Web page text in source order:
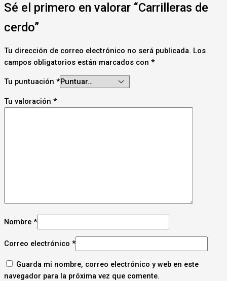
Sé el primero en valorar “Carrilleras de
cerdo”
Tu dirección de correo electrónico no será publicada. Los
campos obligatorios están marcados con *
Tu puntuación *
Tu valoración *
Nombre *
Correo electrónico *
Guarda mi nombre, correo electrónico y web en este
navegador para la próxima vez que comente.